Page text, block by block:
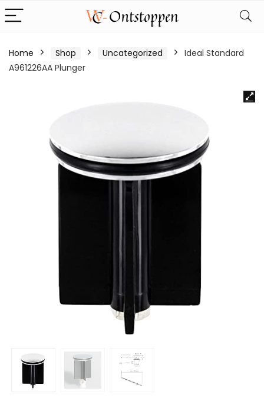
Home Shop Uncategorized
Ideal Standard
A961226AA Plunger